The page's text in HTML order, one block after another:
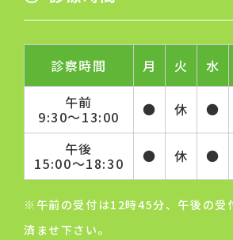
診察時間 月 火 水
午前
9:30～13:00 ● 休 ●
午後
15:00～18:30 ● 休 ●
※午前の受付は12時45分、午後の受
済ませ下さい。